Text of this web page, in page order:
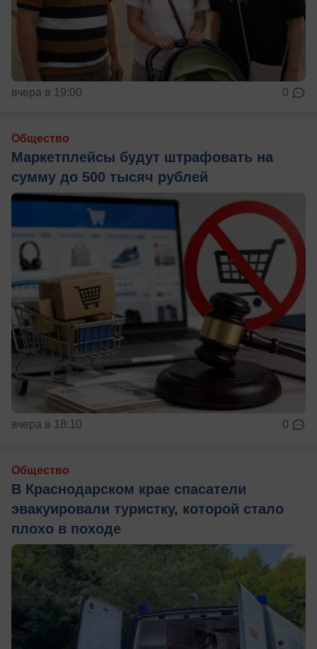
вчера в 19:00 0
Общество
Маркетплейсы будут штрафовать на
сумму до 500 тысяч рублей
вчера в 18:10 0
Общество
В Краснодарском крае спасатели
эвакуировали туристку, которой стало
плохо в походе